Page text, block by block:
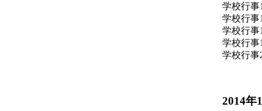
学校行事
学校行事
学校行事
学校行事
学校行事
2014年